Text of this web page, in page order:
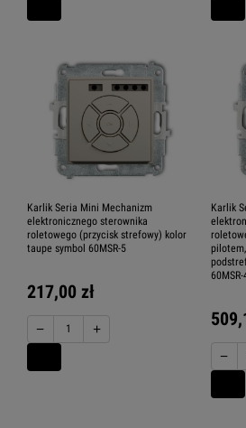
Karlik Seria Mini Mechanizm
elektronicznego sterownika
roletowego (przycisk strefowy) kolor
taupe symbol 60MSR-5
217,00 zł
− +
Karlik
60MSR-
−